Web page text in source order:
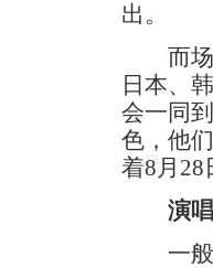
出。
而场内
日本、
会一同
色，他
着8月28
演
一般演